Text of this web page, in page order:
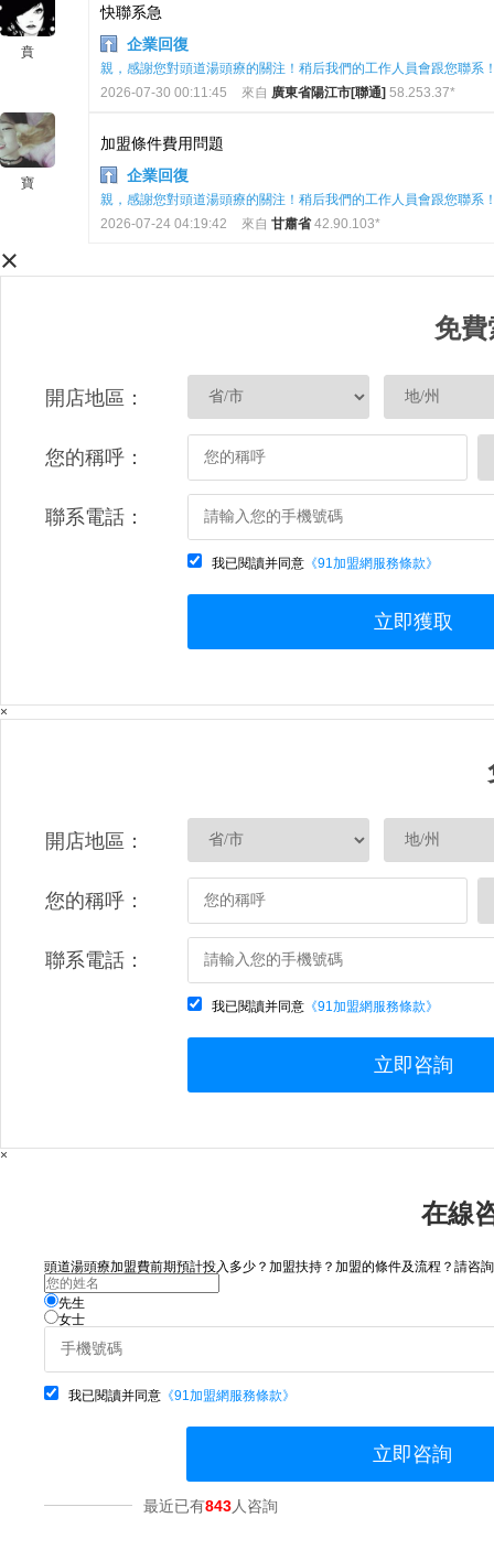
賁
快聯系急
企業回復
親，感謝您對頭道湯頭療的關注！稍后我們的工作人員會跟您聯系
2026-07-30 00:11:45
來自 廣東省陽江市[聯通] 58.253.37*
寶
加盟條件費用問題
企業回復
親，感謝您對頭道湯頭療的關注！稍后我們的工作人員會跟您聯系
2026-07-24 04:19:42
來自 甘肅省42.90.103*
×
免費
開店地區：
您的稱呼：
聯系電話：
我已閱讀并同意 《91加盟網服務條款》
立即獲取
×
開店地區：
您的稱呼：
聯系電話：
我已閱讀并同意 《91加盟網服務條款》
立即咨詢
×
在線
頭道湯頭療加盟費前期預計投入多少？加盟扶持？加盟的條件及流程？請咨
先生
女士
我已閱讀并同意 《91加盟網服務條款》
立即咨詢
最近已有843人咨詢